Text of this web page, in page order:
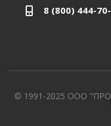
8 (800) 444-
© 1991-2025 ООО